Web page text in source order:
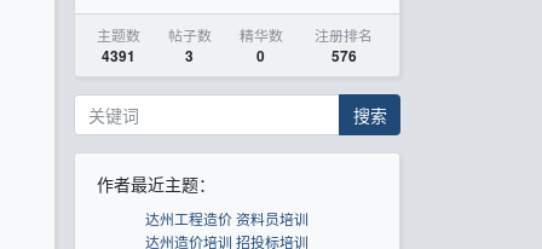
主题数
4391
帖子数
3
精华数
0
注册排名
576
搜索
作者最近主题：
达州工程造价 资料员培训
达州造价培训 招投标培训